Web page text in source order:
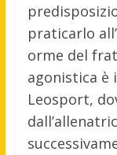
praticarlo
orme del
agonistica è
Leosport,